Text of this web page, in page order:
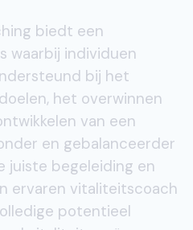
biedt een
waarbij individuen
bij het
het overwinnen
van een
en gebalanceerder
juiste begeleiding en
ervaren vitaliteitscoach
potentieel